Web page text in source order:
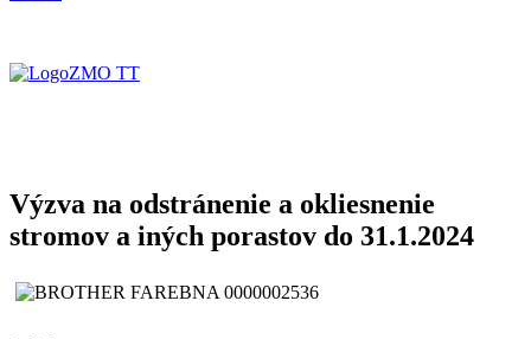
Výzva na odstránenie a okliesnenie
stromov a iných porastov do 31.1.2024